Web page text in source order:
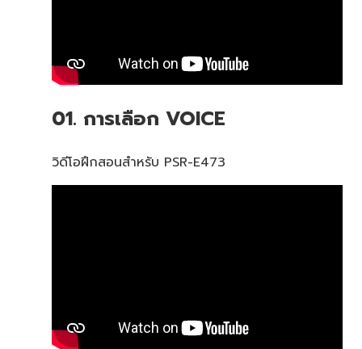
01. การเลือก VOICE
วิดีโอฝึกสอนสำหรับ PSR-E473